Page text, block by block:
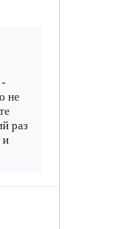
не
раз
и